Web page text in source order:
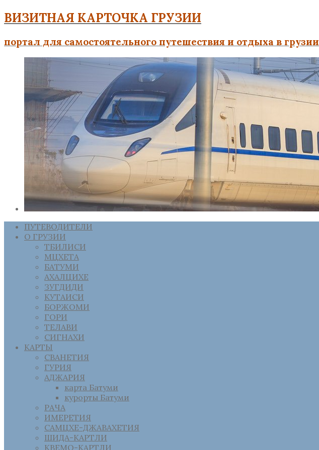
ВИЗИТНАЯ КАРТОЧКА ГРУЗИИ
портал для самостоятельного путешествия и отдыха в грузии
ПУТЕВОДИТЕЛИ
О ГРУЗИИ
ТБИЛИСИ
МЦХЕТА
БАТУМИ
АХАЛЦИХЕ
ЗУГДИДИ
КУТАИСИ
БОРЖОМИ
ГОРИ
ТЕЛАВИ
СИГНАХИ
КАРТЫ
СВАНЕТИЯ
ГУРИЯ
АДЖАРИЯ
карта Батуми
курорты Батуми
РАЧА
ИМЕРЕТИЯ
САМЦХЕ-ДЖАВАХЕТИЯ
ШИДА-КАРТЛИ
КВЕМО-КАРТЛИ